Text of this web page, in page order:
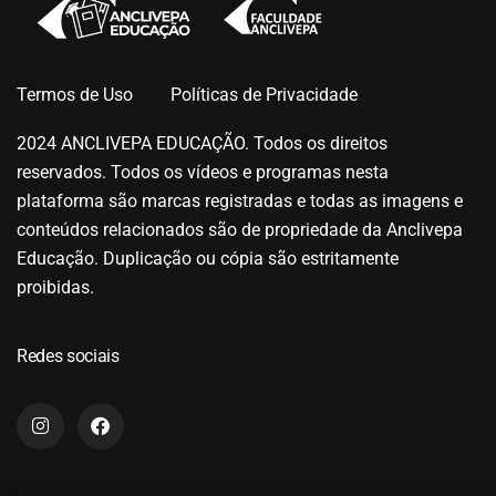
Termos de Uso Políticas de Privacidade
2024 ANCLIVEPA EDUCAÇÃO. Todos os direitos
reservados. Todos os vídeos e programas nesta
plataforma são marcas registradas e todas as imagens e
conteúdos relacionados são de propriedade da Anclivepa
Educação. Duplicação ou cópia são estritamente
proibidas.
Redes sociais